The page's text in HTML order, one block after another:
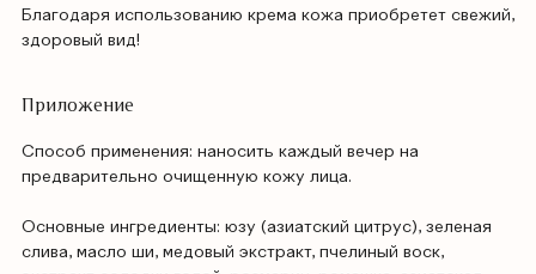
Благодаря использованию крема кожа приобретет свежий,
здоровый вид!
Приложение
Способ применения: наносить каждый вечер на
предварительно очищенную кожу лица.
Основные ингредиенты: юзу (азиатский цитрус), зеленая
слива, масло ши, медовый экстракт, пчелиный воск,